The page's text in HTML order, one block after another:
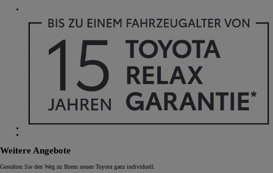
Weitere Angebote
Gestalten Sie den Weg zu Ihrem neuen Toyota ganz individuell.